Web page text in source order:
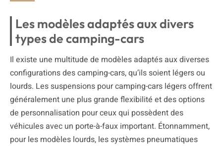
Les modèles adaptés aux divers
types de camping-cars
Il existe une multitude de modèles adaptés aux diverses
configurations des camping-cars, qu’ils soient légers ou
lourds. Les suspensions pour camping-cars légers offrent
généralement une plus grande flexibilité et des options
de personnalisation pour ceux qui possèdent des
véhicules avec un porte-à-faux important. Étonnamment,
pour les modèles lourds, les systèmes pneumatiques